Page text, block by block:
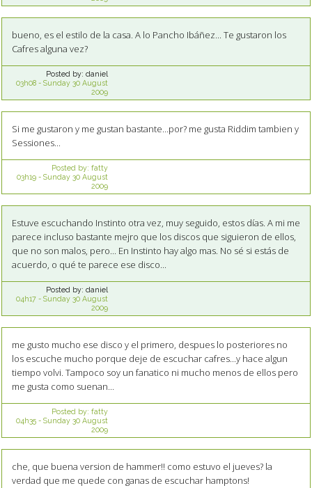
bueno, es el estilo de la casa. A lo Pancho Ibáñez... Te gustaron los
Cafres alguna vez?
Posted by: daniel
03h08- Sunday 30 August
2009
Si me gustaron y me gustan bastante...por? me gusta Riddim tambien y
Sessiones...
Posted by: fatty
03h19- Sunday 30 August
2009
Estuve escuchando Instinto otra vez, muy seguido, estos días. A mi me
parece incluso bastante mejro que los discos que siguieron de ellos,
que no son malos, pero... En Instinto hay algo mas. No sé si estás de
acuerdo, o qué te parece ese disco...
Posted by: daniel
04h17- Sunday 30 August
2009
me gusto mucho ese disco y el primero, despues lo posteriores no
los escuche mucho porque deje de escuchar cafres...y hace algun
tiempo volvi. Tampoco soy un fanatico ni mucho menos de ellos pero
me gusta como suenan...
Posted by: fatty
04h35- Sunday 30 August
2009
che, que buena version de hammer!! como estuvo el jueves? la
verdad que me quede con ganas de escuchar hamptons!